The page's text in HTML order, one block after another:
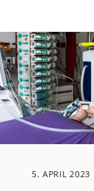
5. APRIL 2023